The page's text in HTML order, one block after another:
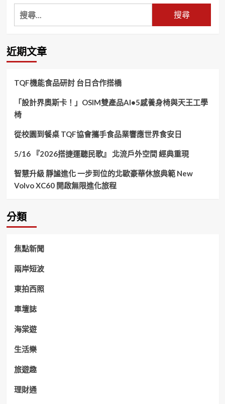
搜
尋
鍵
字:
近期文章
TQF機能食品研討 台日合作搭橋
「設計界奧斯卡！」OSIM雙產品AI•5感養身椅與天王工學
椅
從校園到餐桌 TQF協會攜手食品業響應世界食安日
5/16 『2026搭捷運聽民歌』 北流戶外空間 經典重現
智慧升級 靜謐進化 一步到位的北歐豪華休旅典範 New
Volvo XC60 開啟無限進化旅程
分類
焦點新聞
兩岸短波
東拍西照
車壇誌
海棠遊
生活樂
旅遊趣
理財通